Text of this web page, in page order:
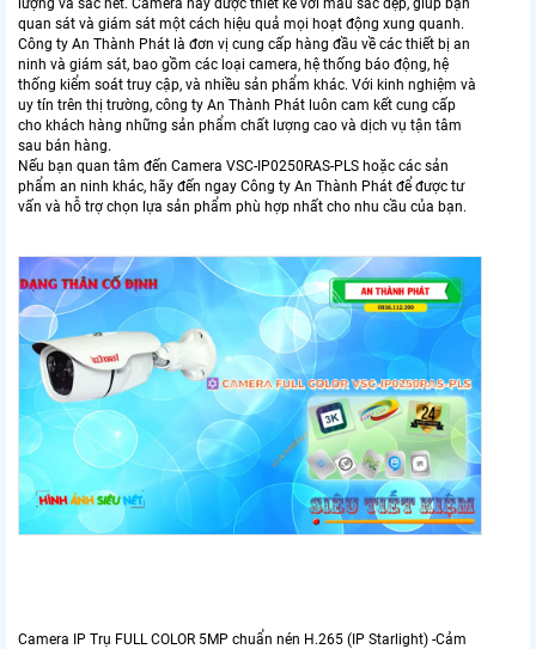
lượng và sắc nét. Camera này được thiết kế với màu sắc đẹp, giúp bạn
quan sát và giám sát một cách hiệu quả mọi hoạt động xung quanh.
Công ty An Thành Phát là đơn vị cung cấp hàng đầu về các thiết bị an
ninh và giám sát, bao gồm các loại camera, hệ thống báo động, hệ
thống kiểm soát truy cập, và nhiều sản phẩm khác. Với kinh nghiệm và
uy tín trên thị trường, công ty An Thành Phát luôn cam kết cung cấp
cho khách hàng những sản phẩm chất lượng cao và dịch vụ tận tâm
sau bán hàng.
Nếu bạn quan tâm đến Camera VSC-IP0250RAS-PLS hoặc các sản
phẩm an ninh khác, hãy đến ngay Công ty An Thành Phát để được tư
vấn và hỗ trợ chọn lựa sản phẩm phù hợp nhất cho nhu cầu của bạn.
Camera IP Trụ FULL COLOR 5MP chuẩn nén H.265 (IP Starlight) -Cảm